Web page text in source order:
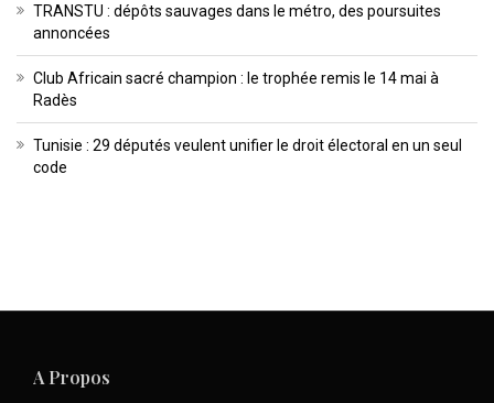
TRANSTU : dépôts sauvages dans le métro, des poursuites
annoncées
Club Africain sacré champion : le trophée remis le 14 mai à
Radès
Tunisie : 29 députés veulent unifier le droit électoral en un seul
code
A Propos